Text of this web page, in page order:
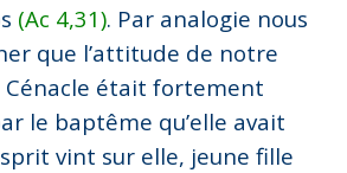
(Ac 4,31). Par analogie nous
que l’attitude de notre
Cénacle était fortement
le baptême qu’elle avait
vint sur elle, jeune fille